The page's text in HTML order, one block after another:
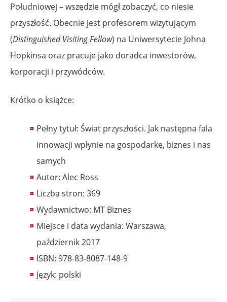
Południowej – wszędzie mógł zobaczyć, co niesie
przyszłość. Obecnie jest profesorem wizytującym
(Distinguished Visiting Fellow) na Uniwersytecie Johna
Hopkinsa oraz pracuje jako doradca inwestorów,
korporacji i przywódców.
Krótko o książce:
Pełny tytuł: Świat przyszłości. Jak następna fala
innowacji wpłynie na gospodarkę, biznes i nas
samych
Autor: Alec Ross
Liczba stron: 369
Wydawnictwo: MT Biznes
Miejsce i data wydania: Warszawa,
październik 2017
ISBN: 978-83-8087-148-9
Język: polski